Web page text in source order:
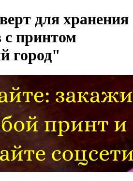
для хранения
с принтом
город"